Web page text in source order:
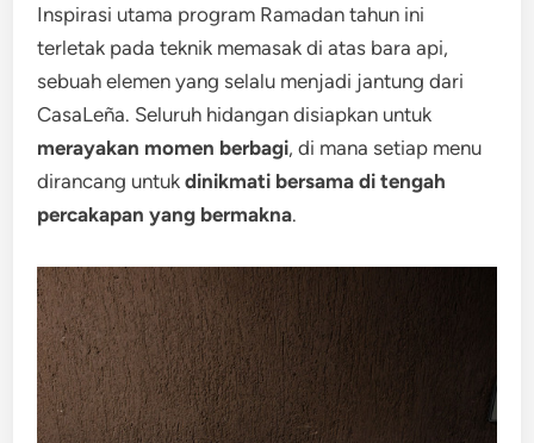
Inspirasi utama program Ramadan tahun ini
terletak pada teknik memasak di atas bara api,
sebuah elemen yang selalu menjadi jantung dari
CasaLeña. Seluruh hidangan disiapkan untuk
merayakan momen berbagi, di mana setiap menu
dirancang untukdinikmati bersama di tengah
percakapan yang bermakna.